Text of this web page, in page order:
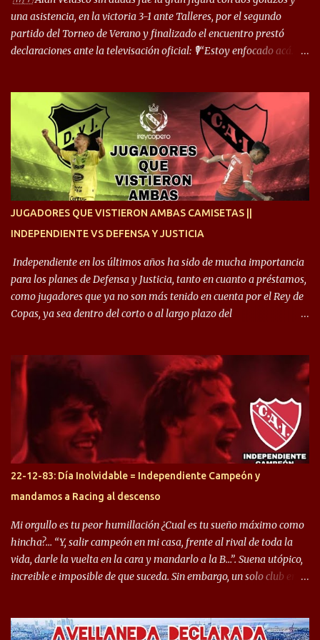
comentó: “Cuando juego de 9, obviamente me pide presionar, y
cuand...
una asistencia, en la victoria 3-1 ante Talleres, por el segundo
partido del Torneo de Verano y finalizado el encuentro prestó
declaraciones ante la televisación oficial: 🎙️“Estoy enfocado acá.
ojalá sea lo mejor para el club y para mí. Independiente va a estar
siempre en mi corazón”. 🎙️“Siempre que me tocó vestir la camiseta
quise dar lo mejor. Si me toca marcharme, estoy agradecido al
hincha”. 🎙️“El equipo hizo un gran trabajo, quedó demostrado en el
resultado. Es nuestro segundo partido, en la pretemporada nos
enfocamos en la preparación física. El grupo está encontrando la
JUGADORES QUE VISTIERON AMBAS CAMISETAS ||
INDEPENDIENTE VS DEFENSA Y JUSTICIA
Independiente en los últimos años ha sido de mucha importancia
para los planes de Defensa y Justicia, tanto en cuanto a préstamos,
como jugadores que ya no son más tenido en cuenta por el Rey de
Copas, ya sea dentro del corto o al largo plazo del
Halcón de Varela, como lo es Brian Romero, quien paso a
préstamo allí durante el último mercado de pases y ha rendido de
gran manera, convirtiendo goles importantes, sobre todo en la
copa sudamericana. Pero no sucedió lo mismo en cuanto al
rendimiento que ha producido en el Rojo. Pasando a jugadores que
jugaron en Defensa y ahora están en el rojo, tenemos a la dupla
Gastón Togni y Domingo Blanco, donde ambos explotaron
futbolísticamente hablando en el equipo de Varela, donde, por
ejemplo, el caso de Mingo llego a ser tenido en cuenta para el
Seleccionado Argentino, rendimiento que aún no ha logrado
mostrar en Independiente. En e...
22-12-83: Día Inolvidable = Independiente Campeón y
mandamos a Racing al descenso
Mi orgullo es tu peor humillación ¿Cual es tu sueño máximo como
hincha?… “Y, salir campeón en mi casa, frente al rival de toda la
vida, darle la vuelta en la cara y mandarlo a la B…”. Suena utópico,
increible e imposible de que suceda. Sin embargo, un solo club en el
campeonato del '83 año consagratorio para el Rojo y, por el otro, el